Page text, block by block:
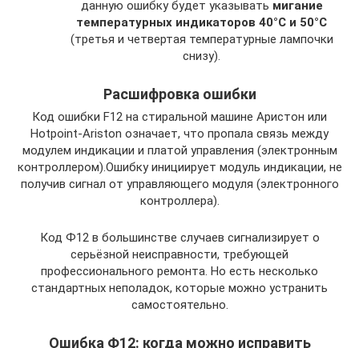
данную ошибку будет указывать мигание
температурных индикаторов 40°С и 50°С
(третья и четвертая температурные лампочки
снизу).
Расшифровка ошибки
Код ошибки F12 на стиральной машине Аристон или
Hotpoint-Ariston означает, что пропала связь между
модулем индикации и платой управления (электронным
контроллером).Ошибку инициирует модуль индикации, не
получив сигнал от управляющего модуля (электронного
контроллера).
Код Ф12 в большинстве случаев сигнализирует о
серьёзной неисправности, требующей
профессионального ремонта. Но есть несколько
стандартных неполадок, которые можно устранить
самостоятельно.
Ошибка Ф12: когда можно исправить